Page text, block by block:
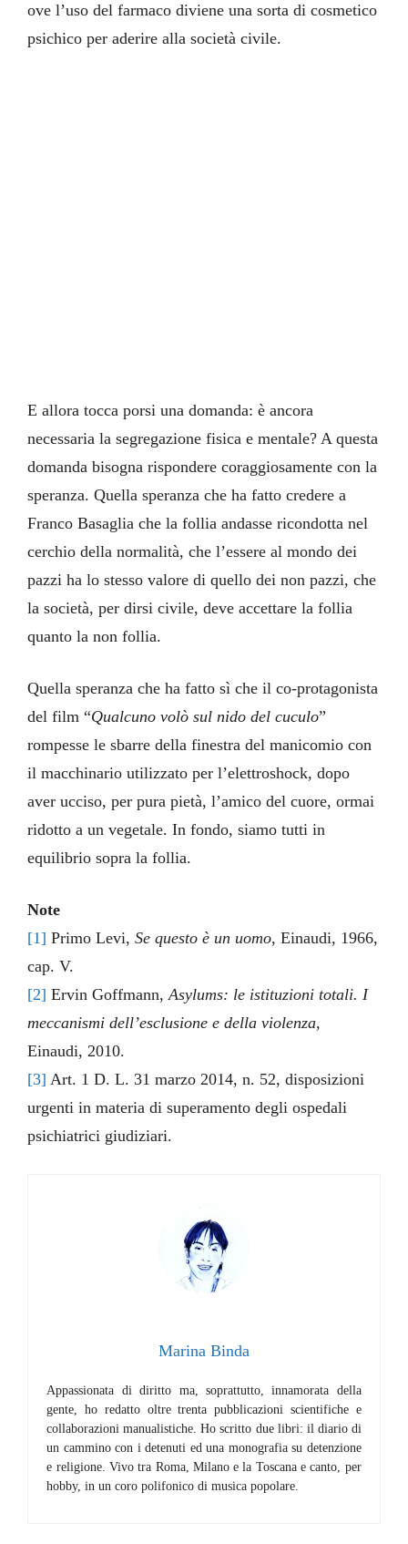
ove l’uso del farmaco diviene una sorta di cosmetico
psichico per aderire alla società civile.
E allora tocca porsi una domanda: è ancora
necessaria la segregazione fisica e mentale? A questa
domanda bisogna rispondere coraggiosamente con la
speranza. Quella speranza che ha fatto credere a
Franco Basaglia che la follia andasse ricondotta nel
cerchio della normalità, che l’essere al mondo dei
pazzi ha lo stesso valore di quello dei non pazzi, che
la società, per dirsi civile, deve accettare la follia
quanto la non follia.
Quella speranza che ha fatto sì che il co-protagonista
del film “Qualcuno volò sul nido del cuculo”
rompesse le sbarre della finestra del manicomio con
il macchinario utilizzato per l’elettroshock, dopo
aver ucciso, per pura pietà, l’amico del cuore, ormai
ridotto a un vegetale. In fondo, siamo tutti in
equilibrio sopra la follia.
Note
[1] Primo Levi,Se questo è un uomo, Einaudi, 1966,
cap. V.
[2] Ervin Goffmann,Asylums: le istituzioni totali. I
meccanismi dell’esclusione e della violenza,
Einaudi, 2010.
[3] Art. 1 D. L. 31 marzo 2014, n. 52, disposizioni
urgenti in materia di superamento degli ospedali
psichiatrici giudiziari.
Marina Binda
Appassionata di diritto ma, soprattutto, innamorata della
gente, ho redatto oltre trenta pubblicazioni scientifiche e
collaborazioni manualistiche. Ho scritto due libri: il diario di
un cammino con i detenuti ed una monografia su detenzione
e religione. Vivo tra Roma, Milano e la Toscana e canto, per
hobby, in un coro polifonico di musica popolare.